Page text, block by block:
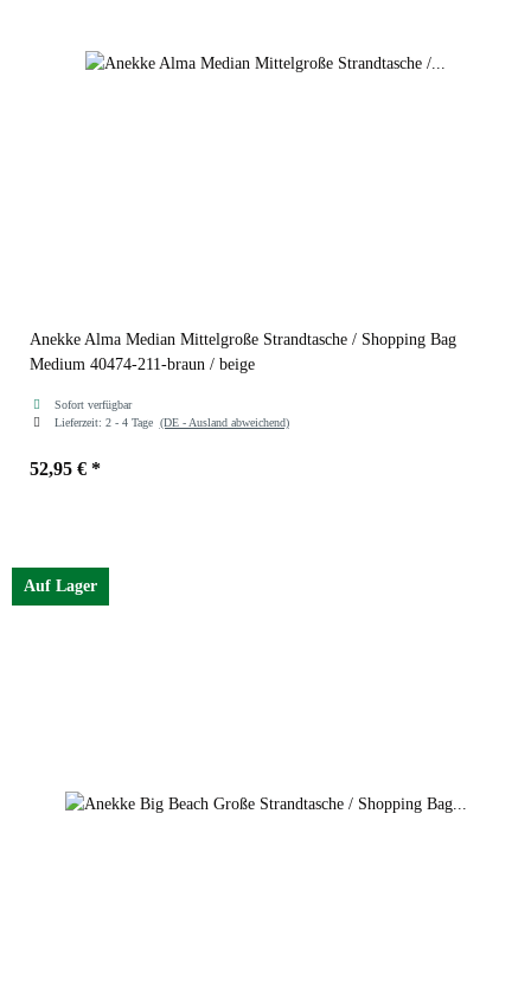
Anekke Alma Median Mittelgroße Strandtasche / Shopping Bag
Medium 40474-211-braun / beige
Sofort verfügbar
Lieferzeit: 2 - 4 Tage (DE - Ausland abweichend)
52,95 € *
Auf Lager